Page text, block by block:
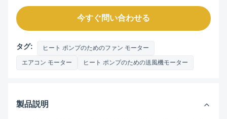
今すぐ問い合わせる
タグ: ヒート ポンプのためのファン モーター
エアコン モーター ヒート ポンプのための送風機モーター
製品説明